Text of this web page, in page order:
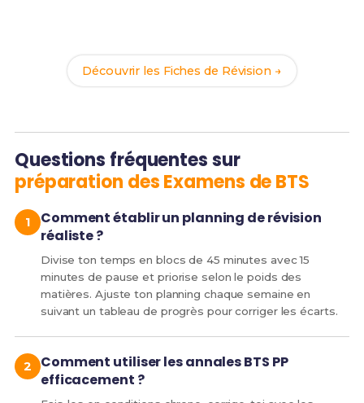
Découvrir les Fiches de Révision →
Questions fréquentes sur
préparation des Examens de BTS
Comment établir un planning de révision
réaliste ?
Divise ton temps en blocs de 45 minutes avec 15
minutes de pause et priorise selon le poids des
matières. Ajuste ton planning chaque semaine en
suivant un tableau de progrès pour corriger les écarts.
Comment utiliser les annales BTS PP
efficacement ?